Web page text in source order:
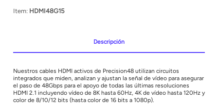
Item: HDMI48G15
Descripción
Nuestros cables HDMI activos de Precision48 utilizan circuitos
integrados que miden, analizan y ajustan la señal de vídeo para asegurar
el paso de 48Gbps para el apoyo de todas las últimas resoluciones
HDMI 2.1 incluyendo vídeo de 8K hasta 60Hz, 4K de vídeo hasta 120Hz y
color de 8/10/12 bits (hasta color de 16 bits a 1080p).